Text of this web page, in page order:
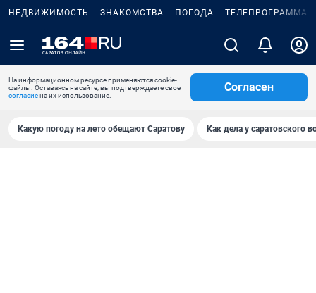
НЕДВИЖИМОСТЬ ЗНАКОМСТВА ПОГОДА ТЕЛЕПРОГРАММА
На информационном ресурсе применяются cookie-
файлы. Оставаясь на сайте, вы подтверждаете свое
согласиена их использование.
Согласен
Какую погоду на лето обещают Саратову Как дела у саратовского